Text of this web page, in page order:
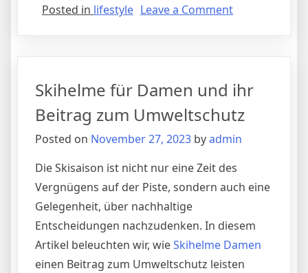
Posted in lifestyle Leave a Commenton
Passform
bei
Herren-
Skihelmen
Skihelme für Damen und ihr
Beitrag zum Umweltschutz
Posted on November 27, 2023 byadmin
Die Skisaison ist nicht nur eine Zeit des
Vergnügens auf der Piste, sondern auch eine
Gelegenheit, über nachhaltige
Entscheidungen nachzudenken. In diesem
Artikel beleuchten wir, wieSkihelme Damen
einen Beitrag zum Umweltschutz leisten